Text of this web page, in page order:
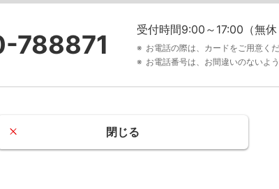
788871
受付時間9:00～17:00（無
お電話の際は、カードをご用意く
お電話番号は、お間違いのないよ
閉じる